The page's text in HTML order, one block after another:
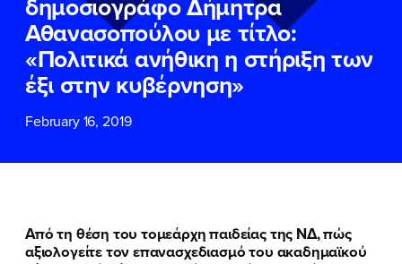
Αθανασοπούλου με τίτλο:
«Πολιτικά ανήθικη η στήριξη των
έξι στην κυβέρνηση»
February 16, 2019
Από τη θέση του τομεάρχη παιδείας της ΝΔ, πώς
αξιολογείτε τον επανασχεδιασμό του ακαδημαϊκού
ΕΠΙΘΕΤΟ*
ΤΗΛΕΦΩΝΟ*
EMAIL
και τους τους
Χρήσηςτου δικτυακού τόπου του
Πολιτικού Γραφείου της Βουλευτού
ΕΠΙΘΕΤΟ*
ΤΗΛΕΦΩΝΟ
EMAIL
και τους τους
Χρήσηςτου δικτυακού τόπου του
Πολιτικού Γραφείου της Βουλευτού